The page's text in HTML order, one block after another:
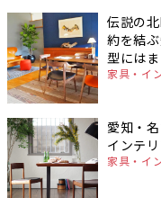
伝説の
約を結
型には
家具・イ
愛知・
インテ
家具・イ